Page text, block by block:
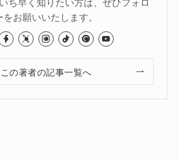
をお願いいたします。
この著者の記事一覧へ